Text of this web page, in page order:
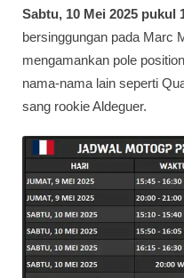
Sabtu, 10 Mei 2025 pukul
bersinggungan pada Marc
mengamankan pole
nama-nama lain seperti
sang rookie Aldeguer.